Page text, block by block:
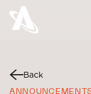
Back